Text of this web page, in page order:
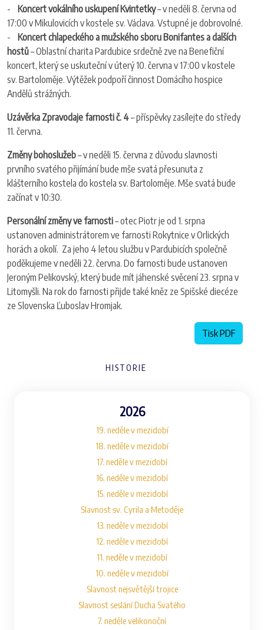
- Koncert vokálního uskupení Kvintetky– v neděli 8. června od
17:00 v Mikulovicích v kostele sv. Václava. Vstupné je dobrovolné.
- Koncert chlapeckého a mužského sboru Bonifantes a dalších
hostů– Oblastní charita Pardubice srdečně zve na Benefiční
koncert, který se uskuteční v úterý 10. června v 17:00 v kostele
sv. Bartoloměje. Výtěžek podpoří činnost Domácího hospice
Andělů strážných.
Uzávěrka Zpravodaje farnosti č. 4– příspěvky zasílejte do středy
11. června.
Změny bohoslužeb– v neděli 15. června z důvodu slavnosti
prvního svatého přijímání bude mše svatá přesunuta z
klášterního kostela do kostela sv. Bartoloměje. Mše svatá bude
začínat v 10:30.
Personální změny ve farnosti– otec Piotr je od 1. srpna
ustanoven administrátorem ve farnosti Rokytnice v Orlických
horách a okolí. Za jeho 4 letou službu v Pardubicích společně
poděkujeme v neděli 22. června. Do farnosti bude ustanoven
Jeroným Pelikovský, který bude mít jáhenské svěcení 23. srpna v
Litomyšli. Na rok do farnosti přijde také kněz ze Spišské diecéze
ze Slovenska Ľuboslav Hromjak.
Tisk PDF
HISTORIE
2026
19. neděle v mezidobí
18. neděle v mezidobí
17. neděle v mezidobí
16. neděle v mezidobí
15. neděle v mezidobí
Slavnost sv. Cyrila a Metoděje
13. neděle v mezidobí
12. neděle v mezidobí
11. neděle v mezidobí
10. neděle v mezidobí
Slavnost nejsvětější trojice
Slavnost seslání Ducha Svatého
7. neděle velikonoční